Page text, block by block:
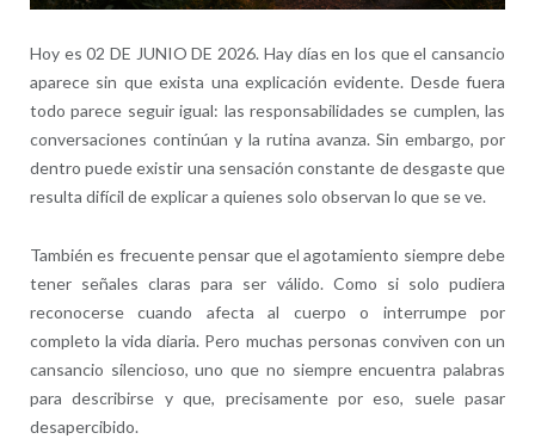
Hoy es 02 DE JUNIO DE 2026. Hay días en los que el cansancio
aparece sin que exista una explicación evidente. Desde fuera
todo parece seguir igual: las responsabilidades se cumplen, las
conversaciones continúan y la rutina avanza. Sin embargo, por
dentro puede existir una sensación constante de desgaste que
resulta difícil de explicar a quienes solo observan lo que se ve.
También es frecuente pensar que el agotamiento siempre debe
tener señales claras para ser válido. Como si solo pudiera
reconocerse cuando afecta al cuerpo o interrumpe por
completo la vida diaria. Pero muchas personas conviven con un
cansancio silencioso, uno que no siempre encuentra palabras
para describirse y que, precisamente por eso, suele pasar
desapercibido.